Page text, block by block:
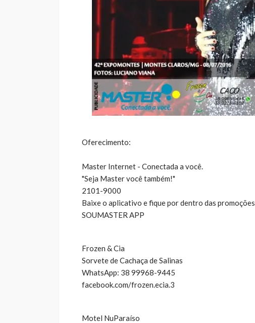
Oferecimento:
Master Internet - Conectada a você.
"Seja Master você também!"
2101-9000
Baixe o aplicativo e fique por dentro das promoções
SOUMASTER APP
Frozen & Cia
Sorvete de Cachaça de Salinas
WhatsApp: 38 99968-9445
facebook.com/frozen.ecia.3
Motel NuParaíso